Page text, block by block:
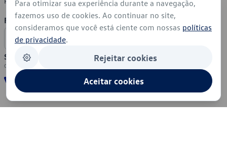
Formas de Pagamento
Segurança
Para otimizar sua experiência durante a navegação,
fazemos uso de cookies. Ao continuar no site,
consideramos que você está ciente com nossas políticas
de privacidade.
Rejeitar cookies
Aceitar cookies